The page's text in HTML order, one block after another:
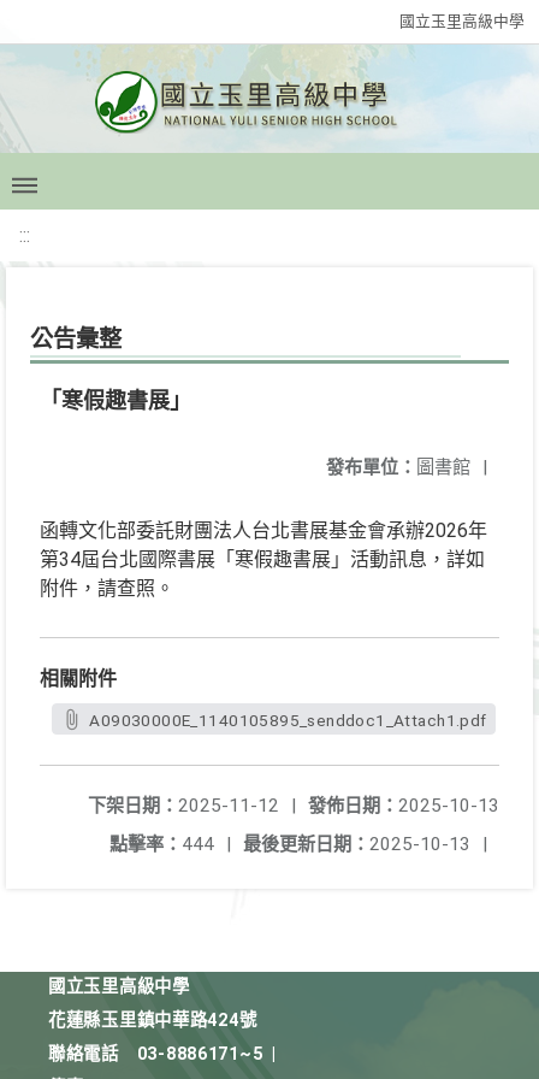
國立玉里高級中學
:::
公告彙整
「寒假趣書展」
發布單位： 圖書館 |
函轉文化部委託財團法人台北書展基金會承辦2026年
第34屆台北國際書展「寒假趣書展」活動訊息，詳如
附件，請查照。
相關附件
A09030000E_1140105895_senddoc1_Attach1.pdf
發佈日期： 2025-10-13
下架日期： 2025-11-12
|
最後更新日期： 2025-10-13 |
點擊率： 444 |
國立玉里高級中學
花蓮縣玉里鎮中華路424號
聯絡電話
03-8886171~5